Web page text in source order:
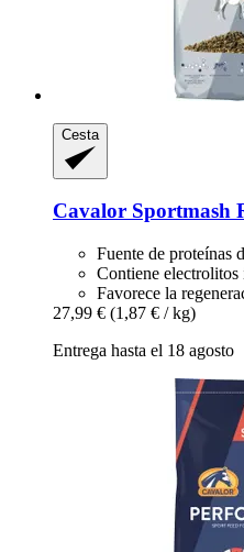
Cesta
Cavalor Sportmash
Fuente de proteínas
Contiene electrolitos
Favorece la
27,99 € (1,87 € / kg)
Entrega hasta el 18 agosto